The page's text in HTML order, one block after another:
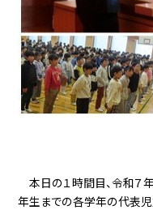
本日の１時間目、令和７
年生までの各学年の代表児